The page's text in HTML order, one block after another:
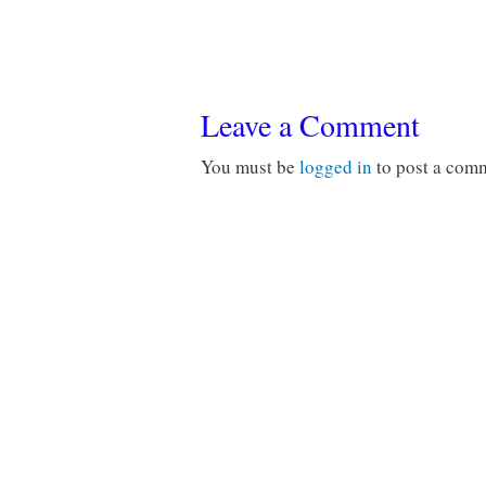
Leave a Comment
You must belogged in to post a